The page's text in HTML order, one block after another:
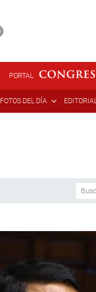
PORTAL
FOTOS DEL DÍA EDITORIAL